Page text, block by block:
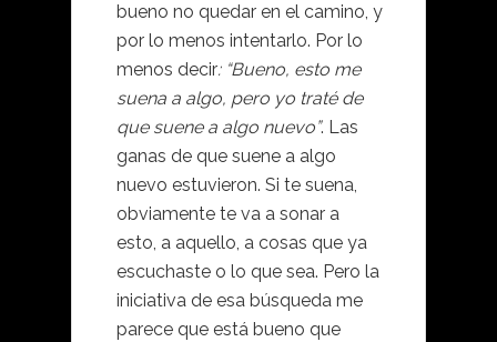
bueno no quedar en el camino, y
por lo menos intentarlo. Por lo
menos decir: “Bueno, esto me
suena a algo, pero yo traté de
que suene a algo nuevo”. Las
ganas de que suene a algo
nuevo estuvieron. Si te suena,
obviamente te va a sonar a
esto, a aquello, a cosas que ya
escuchaste o lo que sea. Pero la
iniciativa de esa búsqueda me
parece que está bueno que